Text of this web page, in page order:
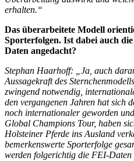
erhalten.“
Das überarbeitete Modell
Sporterfolgen. Ist dabei auch
Daten angedacht?
Stephan Haarhoff: „Ja, auch
Aussagekraft des
zwingend notwendig,
den vergangenen Jahren hat sich
noch internationaler geworden
Global Champions Tour, haben
Holsteiner Pferde ins Ausland
bemerkenswerte Sporterfolge
werden folgerichtig die FEI-